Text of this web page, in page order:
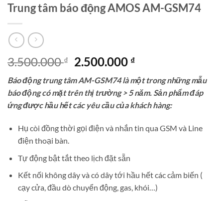
Trung tâm báo động AMOS AM-GSM74
3.500.000₫
Giá
là:
3.500.000 ₫.
2.500.000 ₫Giá
hiện
tại
là:
2.500.000 ₫.
Báo động trung tâm AM-GSM74 là một trong những mẫu
báo động có mặt trên thị trường > 5 năm. Sản phẩm đáp
ứng được hầu hết các yêu cầu của khách hàng:
Hụ còi đồng thời gọi điện và nhắn tin qua GSM và Line
điện thoại bàn.
Tự động bật tắt theo lịch đặt sẵn
Kết nối không dây và có dây tới hầu hết các cảm biến (
cạy cửa, đầu dò chuyển động, gas, khói…)